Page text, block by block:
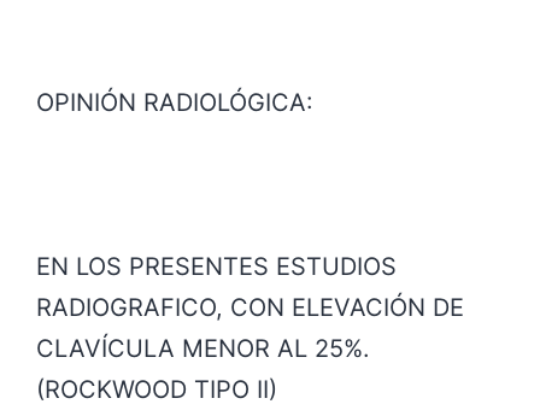
OPINIÓN RADIOLÓGICA:
EN LOS PRESENTES ESTUDIOS
RADIOGRAFICO, CON ELEVACIÓN DE
CLAVÍCULA MENOR AL 25%.
(ROCKWOOD TIPO II)